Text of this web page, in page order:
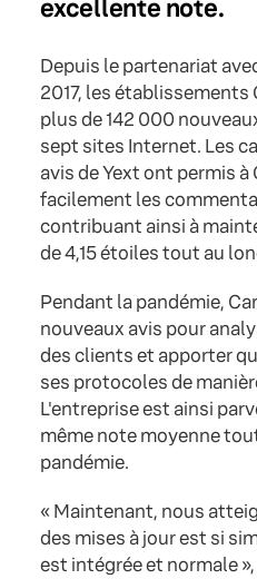
excellente note.
Depuis le partenariat
2017, les
plus de 142 000
sept sites Internet. Les
avis de Yext ont permis
facilement les
contribuant ainsi à
de 4,15 étoiles tout au
Pendant la pandémie,
nouveaux avis pour
des clients et apporter
ses protocoles de
L'entreprise est ainsi
même note moyenne
pandémie.
« Maintenant, nous
des mises à jour est si
est intégrée et normale